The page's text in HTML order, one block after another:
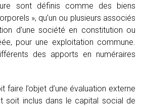
sont définis comme des biens
», qu’un ou plusieurs associés
d’une société en constitution ou
pour une exploitation commune.
des apports en numéraires
faire l’objet d’une évaluation externe
soit inclus dans le capital social de